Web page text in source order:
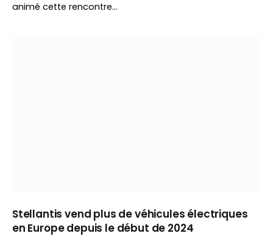
animé cette rencontre…
Stellantis vend plus de véhicules électriques
en Europe depuis le début de 2024